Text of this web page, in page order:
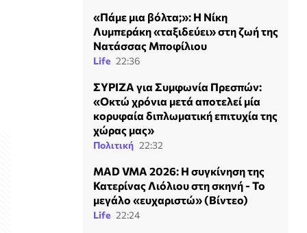
«Πάμε μια βόλτα;»: Η Νίκη
Λυμπεράκη «ταξιδεύει» στη ζωή της
Νατάσσας Μποφίλιου
Life 22:36
ΣΥΡΙΖΑ για Συμφωνία Πρεσπών:
«Οκτώ χρόνια μετά αποτελεί μία
κορυφαία διπλωματική επιτυχία της
χώρας μας»
Πολιτική 22:32
MAD VMA 2026: Η συγκίνηση της
Κατερίνας Λιόλιου στη σκηνή - Το
μεγάλο «ευχαριστώ» (Βίντεο)
Life 22:24